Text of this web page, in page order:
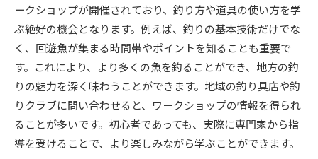
ークショップが開催されており、釣り方や道具の使い方を学
ぶ絶好の機会となります。例えば、釣りの基本技術だけでな
く、回遊魚が集まる時間帯やポイントを知ることも重要で
す。これにより、より多くの魚を釣ることができ、地方の釣
りの魅力を深く味わうことができます。地域の釣り具店や釣
りクラブに問い合わせると、ワークショップの情報を得られ
ることが多いです。初心者であっても、実際に専門家から指
導を受けることで、より楽しみながら学ぶことができます。